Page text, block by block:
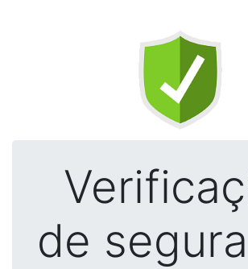
de